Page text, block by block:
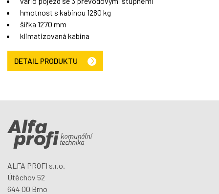
hmotnost s kabinou 1280 kg
šířka 1270 mm
klimatizovaná kabina
DETAIL PRODUKTU
ALFA PROFI s.r.o.
Útěchov 52
644 00 Brno